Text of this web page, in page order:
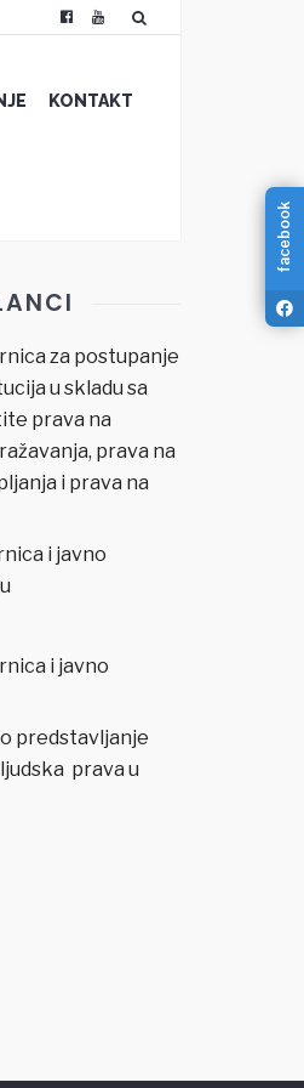
KONTAKT
za postupanje
u skladu sa
prava na
prava na
i prava na
i javno
i javno
predstavljanje
prava u
facebook